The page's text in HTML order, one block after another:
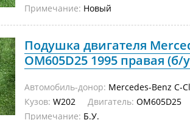
Примечание: Новый
Подушка двигателя
OM605D25 1995 правая (б/
Автомобиль-донор: Mercedes-Benz C-
Кузов: W202 Двигатель: OM605D25
Примечание: Б.У.